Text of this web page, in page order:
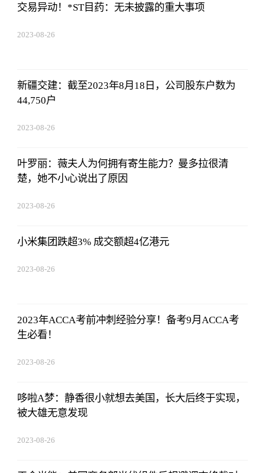
交易异动！*ST目药：无未披露的重大事项
2023-08-26
新疆交建：截至2023年8月18日，公司股东户数为
44,750户
2023-08-26
叶罗丽：薇夫人为何拥有寄生能力？曼多拉很清
楚，她不小心说出了原因
2023-08-26
小米集团跌超3% 成交额超4亿港元
2023-08-26
2023年ACCA考前冲刺经验分享！备考9月ACCA考
生必看！
2023-08-26
哆啦A梦：静香很小就想去美国，长大后终于实现，
被大雄无意发现
2023-08-26